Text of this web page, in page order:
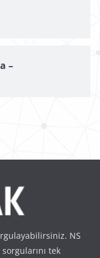
–
NS
tek